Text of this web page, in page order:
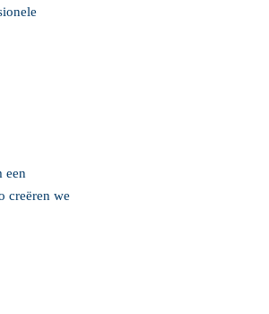
een
creëren we